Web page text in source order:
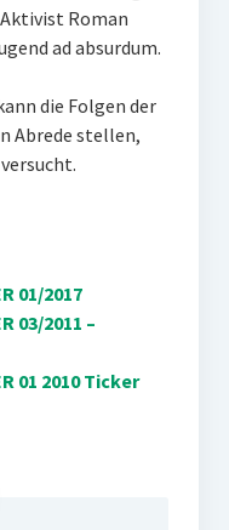
Roman
ad absurdum.
die Folgen der
Abrede stellen,
01/2017
03/2011 –
01 2010 Ticker